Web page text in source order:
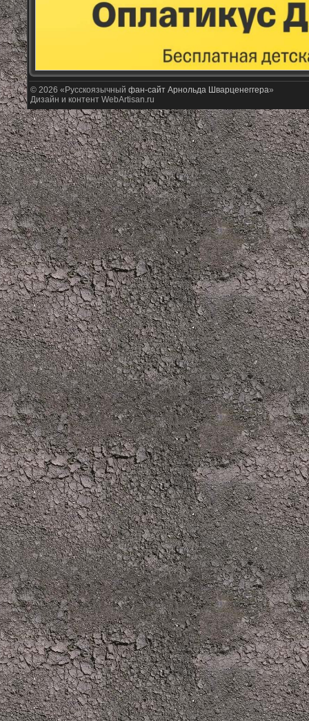
© 2026 «Русскоязычный фан-сайт Арнольда Шварценеггера»
Дизайн и контент WebArtisan.ru